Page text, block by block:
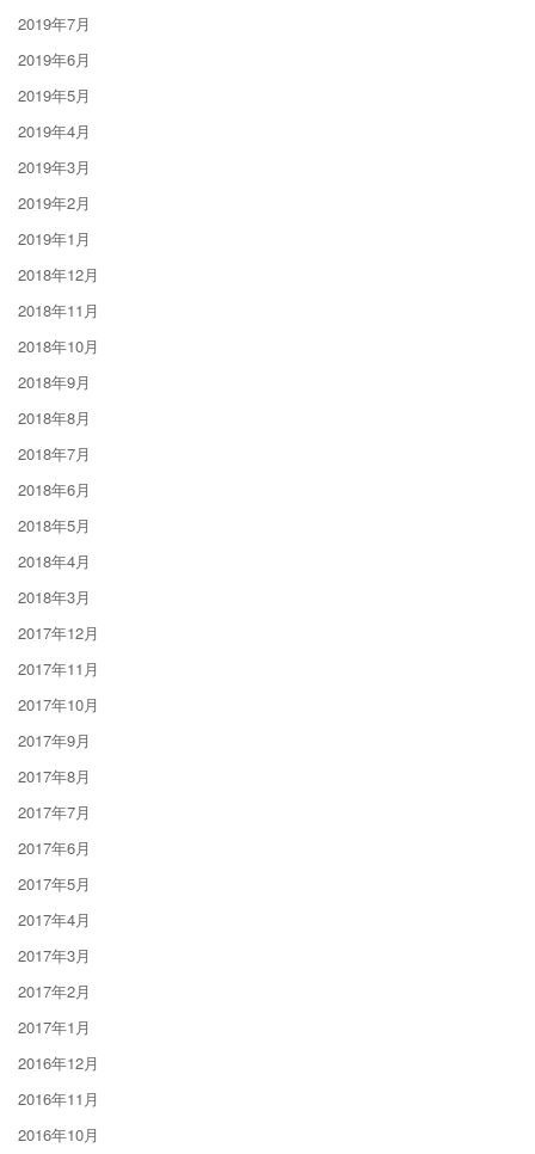
2019年7月
2019年6月
2019年5月
2019年4月
2019年3月
2019年2月
2019年1月
2018年12月
2018年11月
2018年10月
2018年9月
2018年8月
2018年7月
2018年6月
2018年5月
2018年4月
2018年3月
2017年12月
2017年11月
2017年10月
2017年9月
2017年8月
2017年7月
2017年6月
2017年5月
2017年4月
2017年3月
2017年2月
2017年1月
2016年12月
2016年11月
2016年10月